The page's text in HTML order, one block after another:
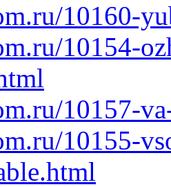
10160-
10154-
10157-
10155-